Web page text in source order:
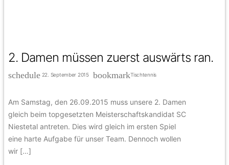
2. Damen müssen zuerst auswärts ran.
schedule 22. September 2015bookmarkTischtennis
Am Samstag, den 26.09.2015 muss unsere 2. Damen
gleich beim topgesetzten Meisterschaftskandidat SC
Niestetal antreten. Dies wird gleich im ersten Spiel
eine harte Aufgabe für unser Team. Dennoch wollen
wir […]